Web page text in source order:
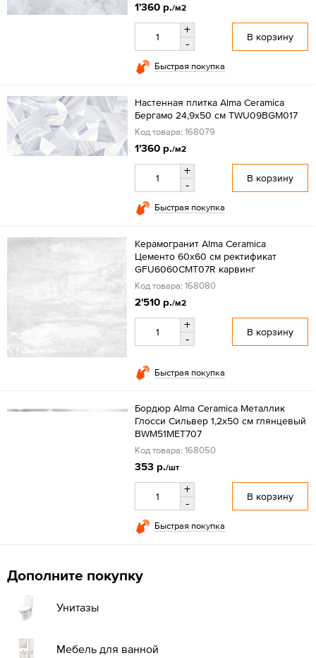
1'360 р./м2
+
-
В корзину
Быстрая покупка
Настенная плитка Alma Ceramica
Бергамо 24,9x50 см TWU09BGM017
Код товара: 168079
1'360 р./м2
+
-
В корзину
Быстрая покупка
Керамогранит Alma Ceramica
Цементо 60x60 см ректификат
GFU6060CMT07R карвинг
Код товара: 168080
2'510 р./м2
+
-
В корзину
Быстрая покупка
Бордюр Alma Ceramica Металлик
Глосси Сильвер 1,2x50 см глянцевый
BWM51MET707
Код товара: 168050
353 р./шт
+
-
В корзину
Быстрая покупка
Дополните покупку
Унитазы
Мебель для ванной